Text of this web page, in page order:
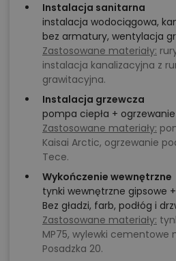
Instalacja sanitarna
instalacja wodociągowa,
bez armatury, wentylacja
Zastosowane materiały:
instalacja kanalizacyjna z
grawitacyjna.
Instalacja grzewcza
pompa ciepła +
Zastosowane materiały:
Kaisai Arctic, ogrzewanie
Tece.
Wykończenie wewnętrzne
tynki wewnętrzne gipsowe
Bez gładzi, farb, podłóg i
Zastosowane materiały:
MP75, wylewki cementowe
Posadzka 20.